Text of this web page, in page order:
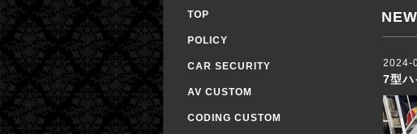
2024-
7型ハ
TOP
POLICY
CAR SECURITY
AV CUSTOM
CODING CUSTOM